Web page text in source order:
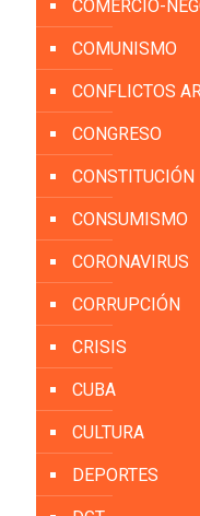
COMERCIO-
COMUNISMO
CONFLICTOS
CONGRESO
CONSUMISMO
CORONAVIRUS
CORRUPCIÓN
CRISIS
CUBA
CULTURA
DEPORTES